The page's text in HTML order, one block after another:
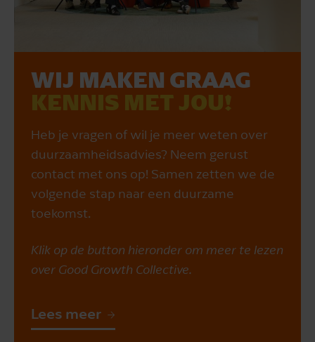
WIJ MAKEN GRAAG
KENNIS MET JOU!
Heb je vragen of wil je meer weten over
duurzaamheidsadvies? Neem gerust
contact met ons op! Samen zetten we de
volgende stap naar een duurzame
toekomst.
Klik op de button hieronder om meer te lezen
over Good Growth Collective.
Lees meer